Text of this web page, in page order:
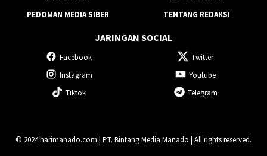
PEDOMAN MEDIA SIBER
TENTANG REDAKSI
JARINGAN SOCIAL
Facebook
Twitter
Instagram
Youtube
Tiktok
Telegram
© 2024 harimanado.com | PT. Bintang Media Manado | All rights reserved.